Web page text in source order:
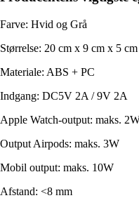
Farve: Hvid og Grå
Størrelse: 20 cm x 9 cm x 5 cm
Materiale: ABS + PC
Indgang: DC5V 2A / 9V 2A
Apple Watch-output: maks.
Output Airpods: maks. 3W
Mobil output: maks. 10W
Afstand: <8 mm